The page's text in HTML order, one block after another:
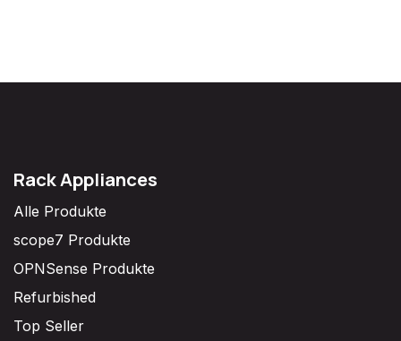
Rack Appliances
Alle Produkte
scope7 Produkte
OPNSense Produkte
Refurbished
Top Seller